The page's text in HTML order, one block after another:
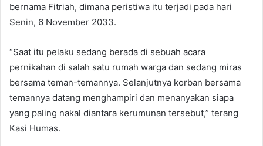
bernama Fitriah, dimana peristiwa itu terjadi pada hari
Senin, 6 November 2033.
“Saat itu pelaku sedang berada di sebuah acara
pernikahan di salah satu rumah warga dan sedang miras
bersama teman-temannya. Selanjutnya korban bersama
temannya datang menghampiri dan menanyakan siapa
yang paling nakal diantara kerumunan tersebut,” terang
Kasi Humas.